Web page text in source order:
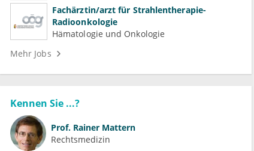
Fachärztin/arzt für Strahlentherapie-
Radioonkologie
Hämatologie und Onkologie
Mehr Jobs
Kennen Sie ...?
Prof. Rainer Mattern
Rechtsmedizin